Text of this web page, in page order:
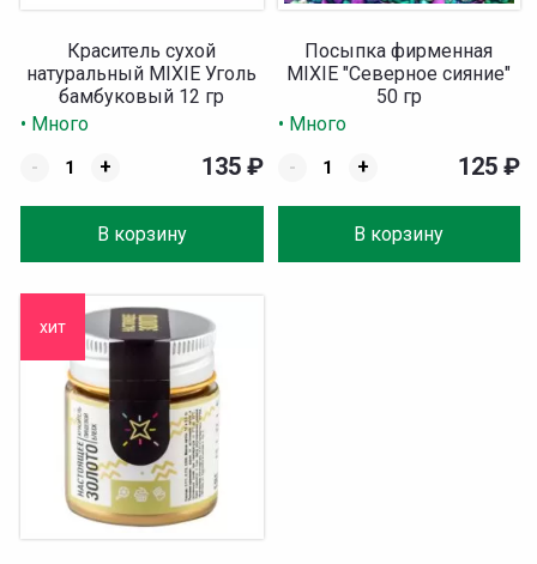
Краситель сухой
натуральный MIXIE Уголь
бамбуковый 12 гр
• Много
-
+
В корзину
135 ₽
Посыпка фирменная
MIXIE "Северное сияние"
50 гр
• Много
-
+
В корзину
125 ₽
хит